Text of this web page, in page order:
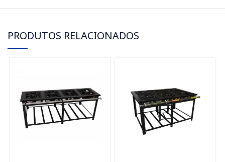
PRODUTOS RELACIONADOS